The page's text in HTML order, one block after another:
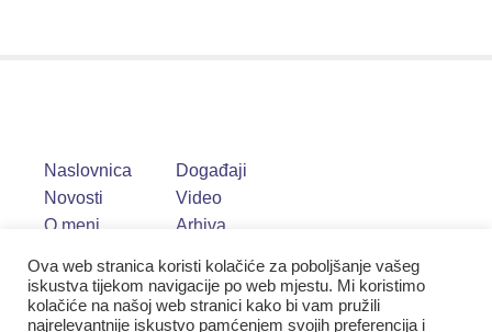
Naslovnica
Novosti
O meni
Događaji
Video
Arhiva
Ova web stranica koristi kolačiće za poboljšanje vašeg
iskustva tijekom navigacije po web mjestu. Mi koristimo
kolačiće na našoj web stranici kako bi vam pružili
najrelevantnije iskustvo pamćenjem svojih preferencija i